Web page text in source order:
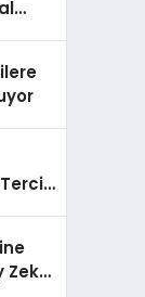
Zeka